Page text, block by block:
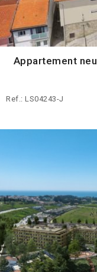
Appartement
Ref.: LS04243-J